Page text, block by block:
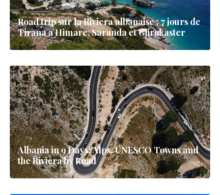
Road trip sur la Riviera albanaise : 7 jours de
Tirana a Himare, Saranda et Gjirokaster
Albania in 9 Days: Alps, UNESCO Towns and
the Riviera by Road